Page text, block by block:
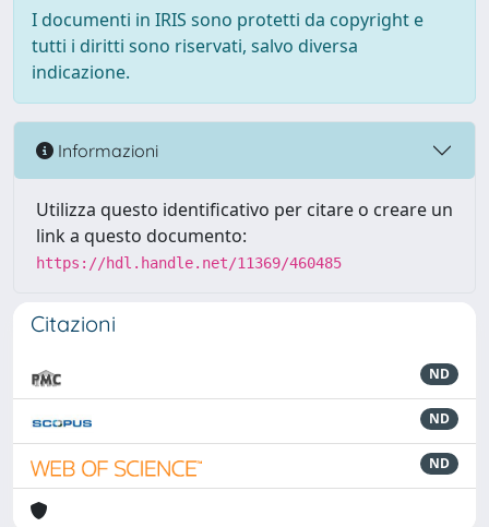
I documenti in IRIS sono protetti da copyright e
tutti i diritti sono riservati, salvo diversa
indicazione.
Informazioni
Utilizza questo identificativo per citare o creare un
link a questo documento:
https://hdl.handle.net/11369/460485
Citazioni
ND
ND
ND